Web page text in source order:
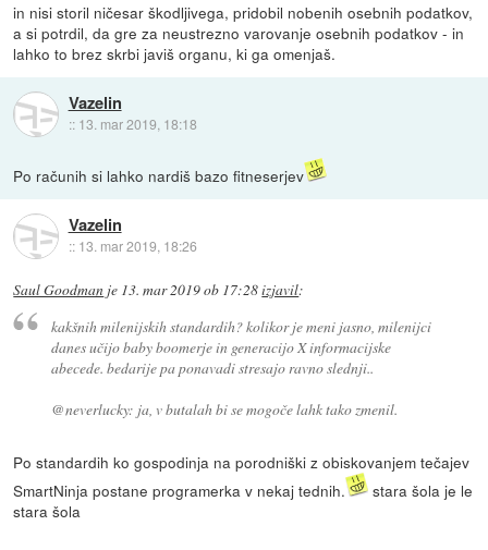
in nisi storil ničesar škodljivega, pridobil nobenih osebnih podatkov,
a si potrdil, da gre za neustrezno varovanje osebnih podatkov - in
lahko to brez skrbi javiš organu, ki ga omenjaš.
Vazelin
:: 13. mar 2019, 18:18
Po računih si lahko nardiš bazo fitneserjev
Vazelin
:: 13. mar 2019, 18:26
Saul Goodman je 13. mar 2019 ob 17:28izjavil:
kakšnih milenijskih standardih? kolikor je meni jasno, milenijci
danes učijo baby boomerje in generacijo X informacijske
abecede. bedarije pa ponavadi stresajo ravno slednji..
@neverlucky: ja, v butalah bi se mogoče lahk tako zmenil.
Po standardih ko gospodinja na porodniški z obiskovanjem tečajev
SmartNinja postane programerka v nekaj tednih.
stara šola je le
stara šola